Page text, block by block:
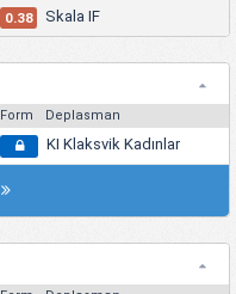
0.38 Skala IF
Form Deplasman
KI Klaksvik Kadınlar